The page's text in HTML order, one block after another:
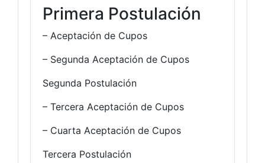
Primera Postulación
– Aceptación de Cupos
– Segunda Aceptación de Cupos
Segunda Postulación
– Tercera Aceptación de Cupos
– Cuarta Aceptación de Cupos
Tercera Postulación